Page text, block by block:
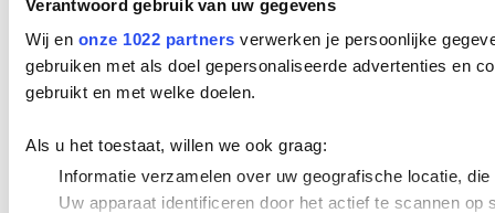
Verantwoord gebruik van uw gegevens
Wij en onze 1022 partners verwerken je persoonlijke
gebruiken met als doel gepersonaliseerde advertenties en
gebruikt en met welke doelen.
Als u het toestaat, willen we ook graag:
Informatie verzamelen over uw geografische locatie,
Uw apparaat identificeren door het actief te scannen op